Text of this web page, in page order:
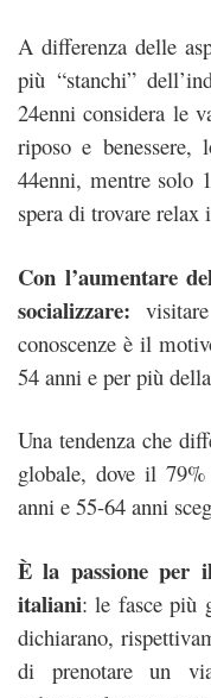
A differenza delle
più “stanchi”
24enni considera le
riposo e
44enni, mentre solo
spera di trovare relax
Con l’aumentare
socializzare:
conoscenze è il
54 anni e per più
Una tendenza che
globale, dove il
anni e 55-64 anni
È la passione per
italiani: le fasce più
dichiarano,
di prenotare un